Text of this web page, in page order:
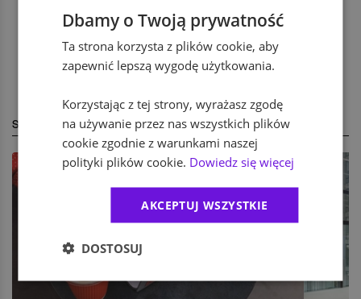
STREFA EKSPERTA
Dbamy o Twoją prywatność
Ta strona korzysta z plików cookie, aby
zapewnić lepszą wygodę użytkowania.
Korzystając z tej strony, wyrażasz zgodę
na używanie przez nas wszystkich plików
cookie zgodnie z warunkami naszej
polityki plików cookie. Dowiedz się więcej
AKCEPTUJ WSZYSTKIE
DOSTOSUJ